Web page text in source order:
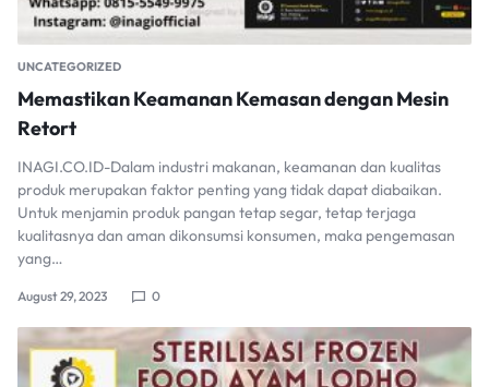
UNCATEGORIZED
Memastikan Keamanan Kemasan dengan Mesin
Retort
INAGI.CO.ID-Dalam industri makanan, keamanan dan kualitas
produk merupakan faktor penting yang tidak dapat diabaikan.
Untuk menjamin produk pangan tetap segar, tetap terjaga
kualitasnya dan aman dikonsumsi konsumen, maka pengemasan
yang…
August 29, 2023 0